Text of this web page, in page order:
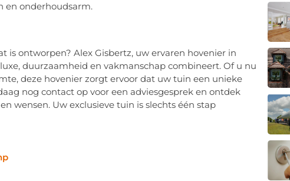
en onderhoudsarm.
is ontworpen? Alex Gisbertz, uw ervaren hovenier in
duurzaamheid en vakmanschap combineert. Of u nu
deze hovenier zorgt ervoor dat uw tuin een unieke
nog contact op voor een adviesgesprek en ontdek
wensen. Uw exclusieve tuin is slechts één stap